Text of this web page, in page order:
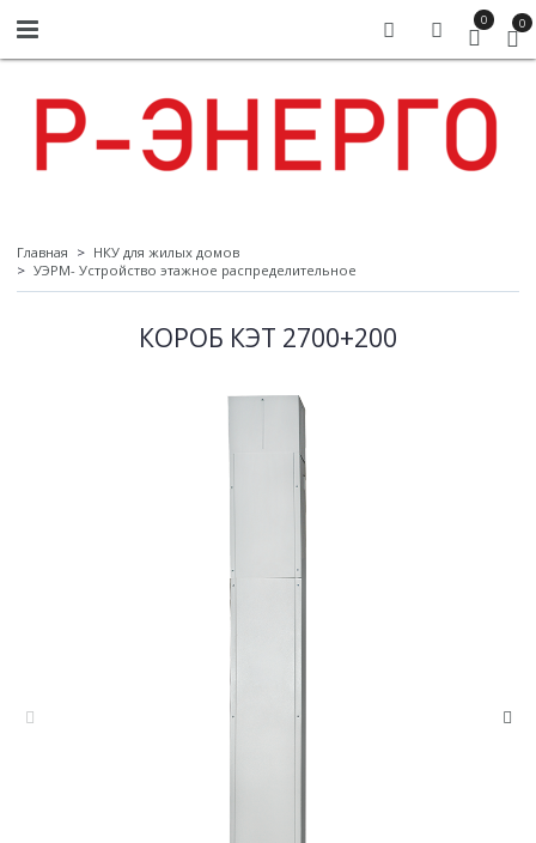
0 0
Главная
НКУ для жилых домов
УЭРМ- Устройство этажное распределительное
КОРОБ КЭТ 2700+200